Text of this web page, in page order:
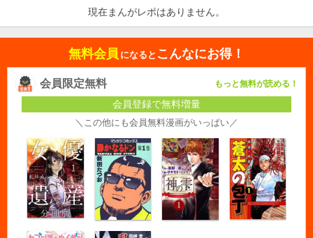
現在まんがレポはありません。
無料会員 になると こんなにお得！
会員限定無料 もっと無料が読める！
会員登録で無料増量
＼この他にも会員無料漫画がいっぱい／